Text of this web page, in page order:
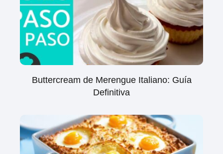
Buttercream de Merengue Italiano: Guía
Definitiva